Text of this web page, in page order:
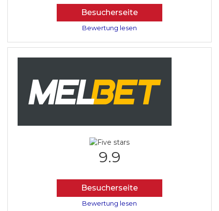
Besucherseite
Bewertung lesen
9.9
Besucherseite
Bewertung lesen